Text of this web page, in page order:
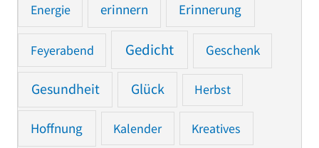
Energie erinnern Erinnerung
Feyerabend Gedicht Geschenk
Gesundheit Glück Herbst
Hoffnung Kalender Kreatives